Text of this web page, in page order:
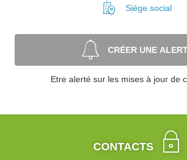
Siège social
CRÉER UNE
Etre alerté sur les mises à jour de
CONTACTS